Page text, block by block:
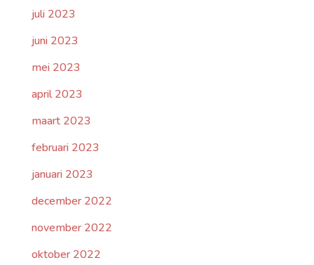
juli 2023
juni 2023
mei 2023
april 2023
maart 2023
februari 2023
januari 2023
december 2022
november 2022
oktober 2022